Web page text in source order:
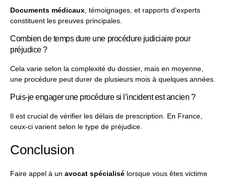
Documents médicaux , témoignages, et rapports d’experts
constituent les preuves principales.
Combien de temps dure une procédure judiciaire pour
préjudice ?
Cela varie selon la complexité du dossier, mais en moyenne,
une procédure peut durer de plusieurs mois à quelques années.
Puis-je engager une procédure si l’incident est ancien ?
Il est crucial de vérifier les délais de prescription. En France,
ceux-ci varient selon le type de préjudice.
Conclusion
Faire appel à un avocat spécialisé lorsque vous êtes victime